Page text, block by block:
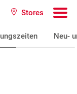
Stores
Neu-